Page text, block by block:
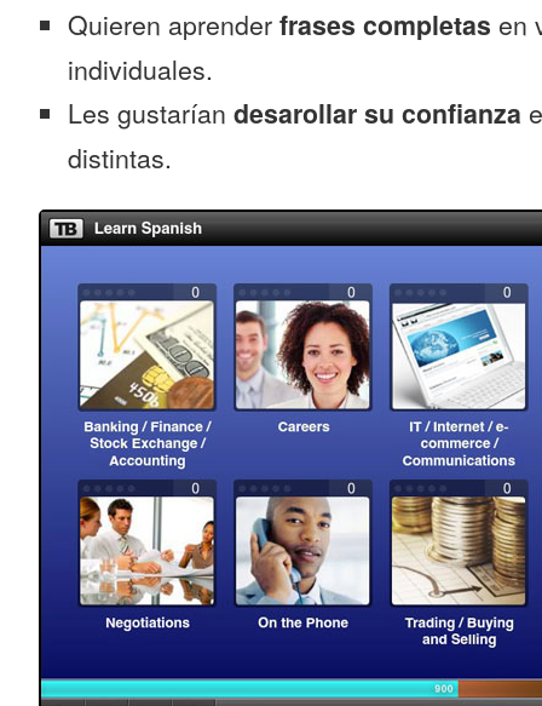
Quieren aprender frases completas en
individuales.
Les gustarían desarollar su confianza
distintas.